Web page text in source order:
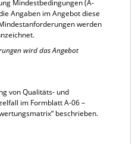
Mindestbedingungen (A-
Angaben im Angebot diese
werden
wird das Angebot
von Qualitäts- und
im Formblatt A-06 –
beschrieben.